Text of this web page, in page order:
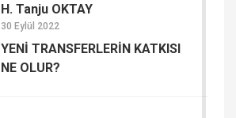
H. Tanju OKTAY
30 Eylül 2022
YENİ TRANSFERLERİN KATKISI
NE OLUR?